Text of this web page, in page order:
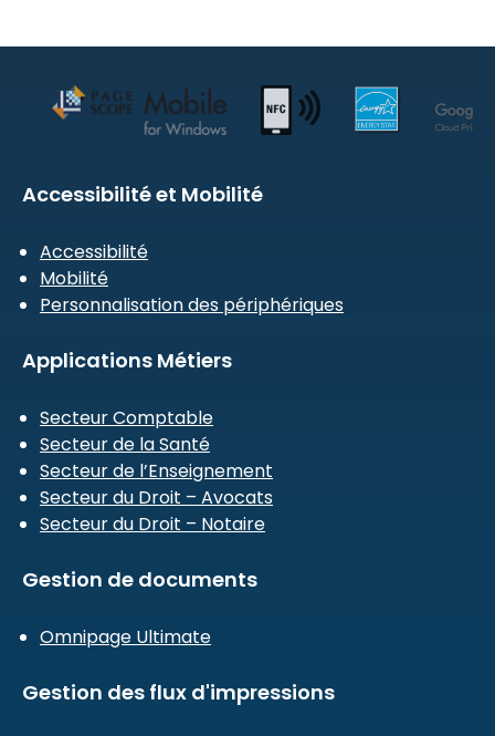
Accessibilité et Mobilité
Accessibilité
Mobilité
Personnalisation des périphériques
Applications Métiers
Secteur Comptable
Secteur de la Santé
Secteur de l’Enseignement
Secteur du Droit – Avocats
Secteur du Droit – Notaire
Gestion de documents
Omnipage Ultimate
Gestion des flux d'impressions